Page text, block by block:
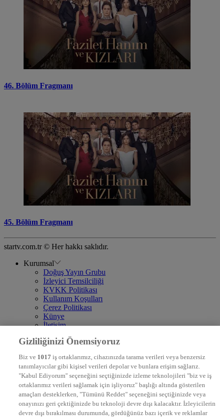
46. Bölüm Fragmanı
45. Bölüm Fragmanı
startv.com.tr © Her hakkı saklıdır.
Kurumsal
Doğuş Yayın Grubu
İzleyici Temsilciliği
KVKK Politikası
Kullanım Koşulları
Çerez Politikası
Künye
İletişim
DYG Televizyonlar
STAR
EURO STAR
KRAL POP TV
DYG Radyolar
NTV RADYO
KRAL FM
KRAL POP
Gizliliğinizi Önemsiyoruz
Biz ve 1017 iş ortaklarımız, cihazınızda tarama verileri veya benzersiz
tanımlayıcılar gibi kişisel verileri depolar ve bunlara erişim sağlarız.
"Kabul Ediyorum" seçeneğini seçtiğinizde izleme teknolojileri "biz ve iş
ortaklarımız verileri sağlamak için işliyoruz" başlığı altında gösterilen
amaçları desteklerken, "Tümünü Reddet" seçeneğini seçtiğinizde veya
onayınızı geri çektiğinizde bu teknoloji devre dışı kalacaktır. İzleyicilerin
devre dışı bırakılması durumunda, gördüğünüz bazı içerik ve reklamlar